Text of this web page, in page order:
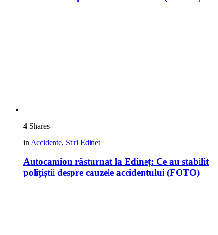
4 Shares
in Accidente, Stiri Edinet
Autocamion răsturnat la Edineț: Ce au stabilit
polițiștii despre cauzele accidentului (FOTO)